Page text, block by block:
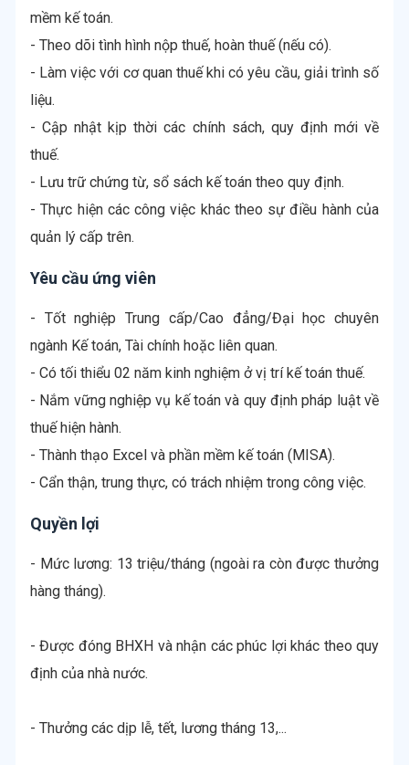
mềm kế toán.
- Theo dõi tình hình nộp thuế, hoàn thuế (nếu có).
- Làm việc với cơ quan thuế khi có yêu cầu, giải trình số
liệu.
- Cập nhật kịp thời các chính sách, quy định mới về
thuế.
- Lưu trữ chứng từ, sổ sách kế toán theo quy định.
- Thực hiện các công việc khác theo sự điều hành của
quản lý cấp trên.
Yêu cầu ứng viên
- Tốt nghiệp Trung cấp/Cao đẳng/Đại học chuyên
ngành Kế toán, Tài chính hoặc liên quan.
- Có tối thiểu 02 năm kinh nghiệm ở vị trí kế toán thuế.
- Nắm vững nghiệp vụ kế toán và quy định pháp luật về
thuế hiện hành.
- Thành thạo Excel và phần mềm kế toán (MISA).
- Cẩn thận, trung thực, có trách nhiệm trong công việc.
Quyền lợi
- Mức lương: 13 triệu/tháng (ngoài ra còn được thưởng
hàng tháng).
- Được đóng BHXH và nhận các phúc lợi khác theo quy
định của nhà nước.
- Thưởng các dịp lễ, tết, lương tháng 13,...